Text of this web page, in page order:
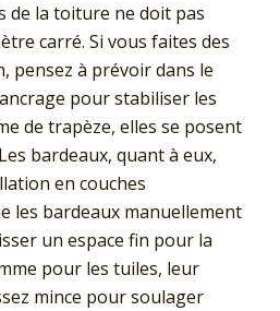
de la toiture ne doit pas
carré. Si vous faites des
pensez à prévoir dans le
pour stabiliser les
de trapèze, elles se posent
bardeaux, quant à eux,
en couches
les bardeaux manuellement
un espace fin pour la
pour les tuiles, leur
mince pour soulager